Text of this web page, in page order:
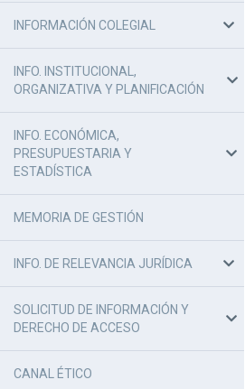
INFORMACIÓN COLEGIAL
INFO. INSTITUCIONAL,
ORGANIZATIVA Y PLANIFICACIÓN
INFO. ECONÓMICA,
PRESUPUESTARIA Y
ESTADÍSTICA
MEMORIA DE GESTIÓN
INFO. DE RELEVANCIA JURÍDICA
SOLICITUD DE INFORMACIÓN Y
DERECHO DE ACCESO
CANAL ÉTICO